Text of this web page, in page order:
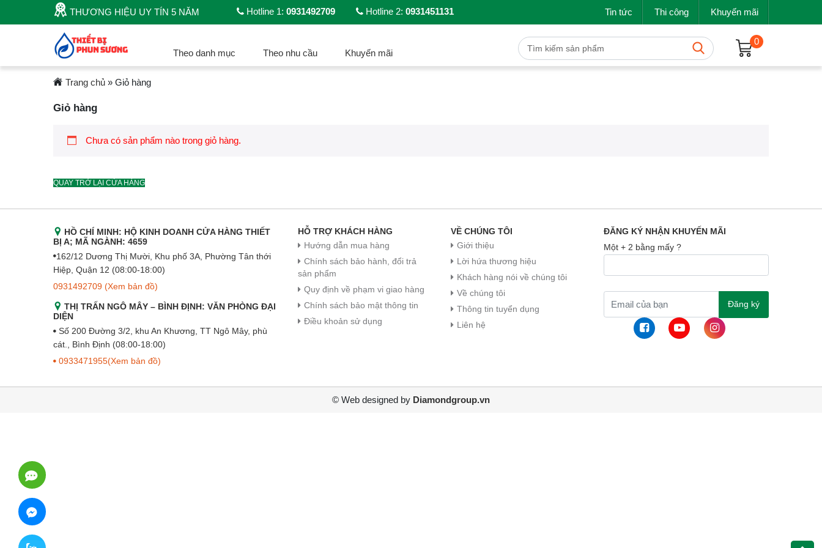
THƯƠNG HIỆU UY TÍN 5 NĂM Hotline 1: 0931492709 Hotline 2: 0931451131 Tin tức Thi công Khuyến mãi
Theo danh mục Theo nhu cầu Khuyến mãi
0
Trang chủ» Giỏ hàng
Giỏ hàng
Chưa có sản phẩm nào trong giỏ hàng.
QUAY TRỞ LẠI CỬA HÀNG
HỒ CHÍ MINH: HỘ KINH DOANH CỬA HÀNG THIẾT
BỊ A; MÃ NGÀNH: 4659
162/12 Dương Thị Mười, Khu phố 3A, Phường Tân thới
Hiệp, Quận 12 (08:00-18:00)
0931492709 (Xem bản đồ)
THỊ TRẤN NGÔ MÂY – BÌNH ĐỊNH: VĂN PHÒNG ĐẠI
DIỆN
Số 200 Đường 3/2, khu An Khương, TT Ngô Mây, phù
cát., Bình Định (08:00-18:00)
0933471955(Xem bản đồ)
HỖ TRỢ KHÁCH HÀNG
Hướng dẫn mua hàng
Chính sách bảo hành, đổi trả
sản phẩm
Quy định về phạm vi giao hàng
Chính sách bảo mật thông tin
Điều khoản sử dụng
VỀ CHÚNG TÔI
Giới thiệu
Lời hứa thương hiệu
Khách hàng nói về chúng tôi
Về chúng tôi
Thông tin tuyển dụng
Liên hệ
ĐĂNG KÝ NHẬN KHUYẾN MÃI
Một + 2 bằng mấy ?
© Web designed by Diamondgroup.vn